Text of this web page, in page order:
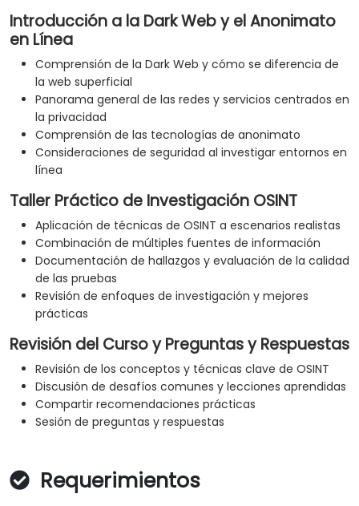
Introducción a la Dark Web y el Anonimato
en Línea
Comprensión de la Dark Web y cómo se diferencia de
la web superficial
Panorama general de las redes y servicios centrados en
la privacidad
Comprensión de las tecnologías de anonimato
Consideraciones de seguridad al investigar entornos en
línea
Taller Práctico de Investigación OSINT
Aplicación de técnicas de OSINT a escenarios realistas
Combinación de múltiples fuentes de información
Documentación de hallazgos y evaluación de la calidad
de las pruebas
Revisión de enfoques de investigación y mejores
prácticas
Revisión del Curso y Preguntas y Respuestas
Revisión de los conceptos y técnicas clave de OSINT
Discusión de desafíos comunes y lecciones aprendidas
Compartir recomendaciones prácticas
Sesión de preguntas y respuestas
Requerimientos